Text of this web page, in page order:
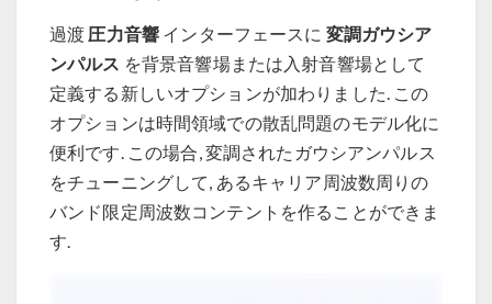
過渡圧力音響 インターフェースに 変調ガウシア
ンパルス を背景音響場または入射音響場として
定義する新しいオプションが加わりました. この
オプションは時間領域での散乱問題のモデル化に
便利です. この場合, 変調されたガウシアンパルス
をチューニングして, あるキャリア周波数周りの
バンド限定周波数コンテントを作ることができま
す.